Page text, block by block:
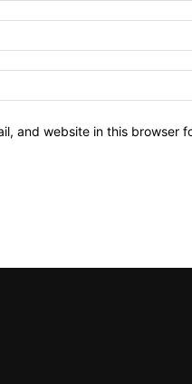
and website in this browser